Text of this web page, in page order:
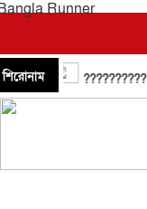
শিরোনাম ?????????? ??